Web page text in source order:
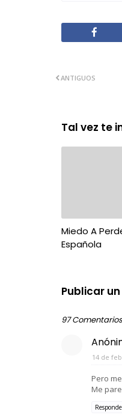
ANTIGUOS
Tal vez te
Miedo A
Española
Publicar
97 Comentarios
14 de
Pero
Me